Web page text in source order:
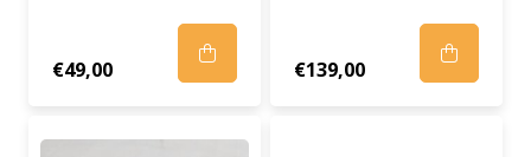
€49,00 €139,00